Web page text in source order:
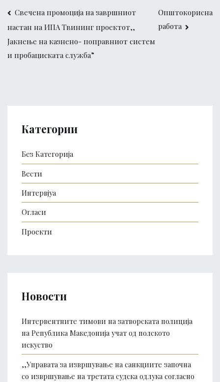
Post
navigation
Свечена промоција на завршниот
настан на ИПА Твининг проектот,,
Јакнење на казнено- поправниот систем
и пробациската служба”
Општокорисна
работа
Категории
Без Категорија
Вести
Интервјуа
Огласи
Проекти
Новости
Интервентните тимови на затворската полиција
на Република Македонија учат од полското
искуство
,,Управата за извршување на санкциите започна
со извршување на третата судска одлука согласно